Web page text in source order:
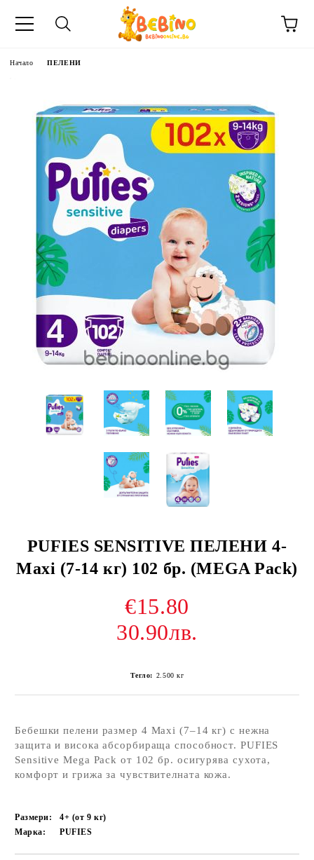
Начало ПЕЛЕНИ
PUFIES SENSITIVE ПЕЛЕНИ 4-
Maxi (7-14 кг) 102 бр. (MEGA Pack)
€15.80
30.90лв.
Тегло: 2.500 кг
Бебешки пелени размер 4 Maxi (7–14 кг) с нежна
защита и висока абсорбираща способност. PUFIES
Sensitive Mega Pack от 102 бр. осигурява сухота,
комфорт и грижа за чувствителната кожа.
Размери:
4+ (от 9 кг)
Марка:
PUFIES